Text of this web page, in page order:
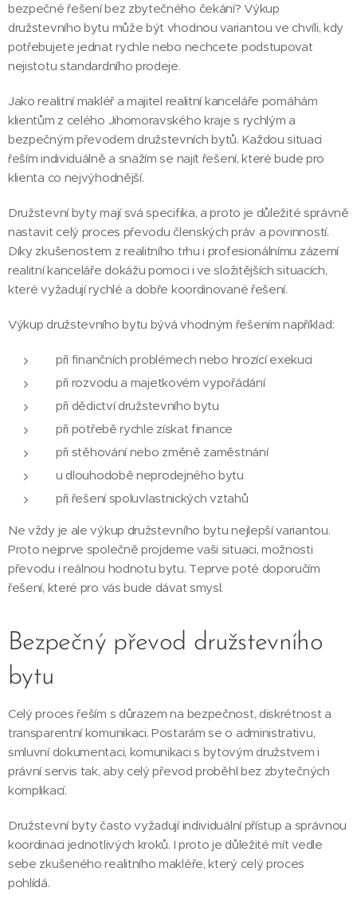
bezpečné řešení bez zbytečného čekání? Výkup
družstevního bytu může být vhodnou variantou ve chvíli, kdy
potřebujete jednat rychle nebo nechcete podstupovat
nejistotu standardního prodeje.
Jako realitní makléř a majitel realitní kanceláře pomáhám
klientům z celého Jihomoravského kraje s rychlým a
bezpečným převodem družstevních bytů. Každou situaci
řeším individuálně a snažím se najít řešení, které bude pro
klienta co nejvýhodnější.
Družstevní byty mají svá specifika, a proto je důležité správně
nastavit celý proces převodu členských práv a povinností.
Díky zkušenostem z realitního trhu i profesionálnímu zázemí
realitní kanceláře dokážu pomoci i ve složitějších situacích,
které vyžadují rychlé a dobře koordinované řešení.
Výkup družstevního bytu bývá vhodným řešením například:
při finančních problémech nebo hrozící exekuci
při rozvodu a majetkovém vypořádání
při dědictví družstevního bytu
při potřebě rychle získat finance
při stěhování nebo změně zaměstnání
u dlouhodobě neprodejného bytu
při řešení spoluvlastnických vztahů
Ne vždy je ale výkup družstevního bytu nejlepší variantou.
Proto nejprve společně projdeme vaši situaci, možnosti
převodu i reálnou hodnotu bytu. Teprve poté doporučím
řešení, které pro vás bude dávat smysl.
Bezpečný převod družstevního
bytu
Celý proces řeším s důrazem na bezpečnost, diskrétnost a
transparentní komunikaci. Postarám se o administrativu,
smluvní dokumentaci, komunikaci s bytovým družstvem i
právní servis tak, aby celý převod proběhl bez zbytečných
komplikací.
Družstevní byty často vyžadují individuální přístup a správnou
koordinaci jednotlivých kroků. I proto je důležité mít vedle
sebe zkušeného realitního makléře, který celý proces
pohlídá.